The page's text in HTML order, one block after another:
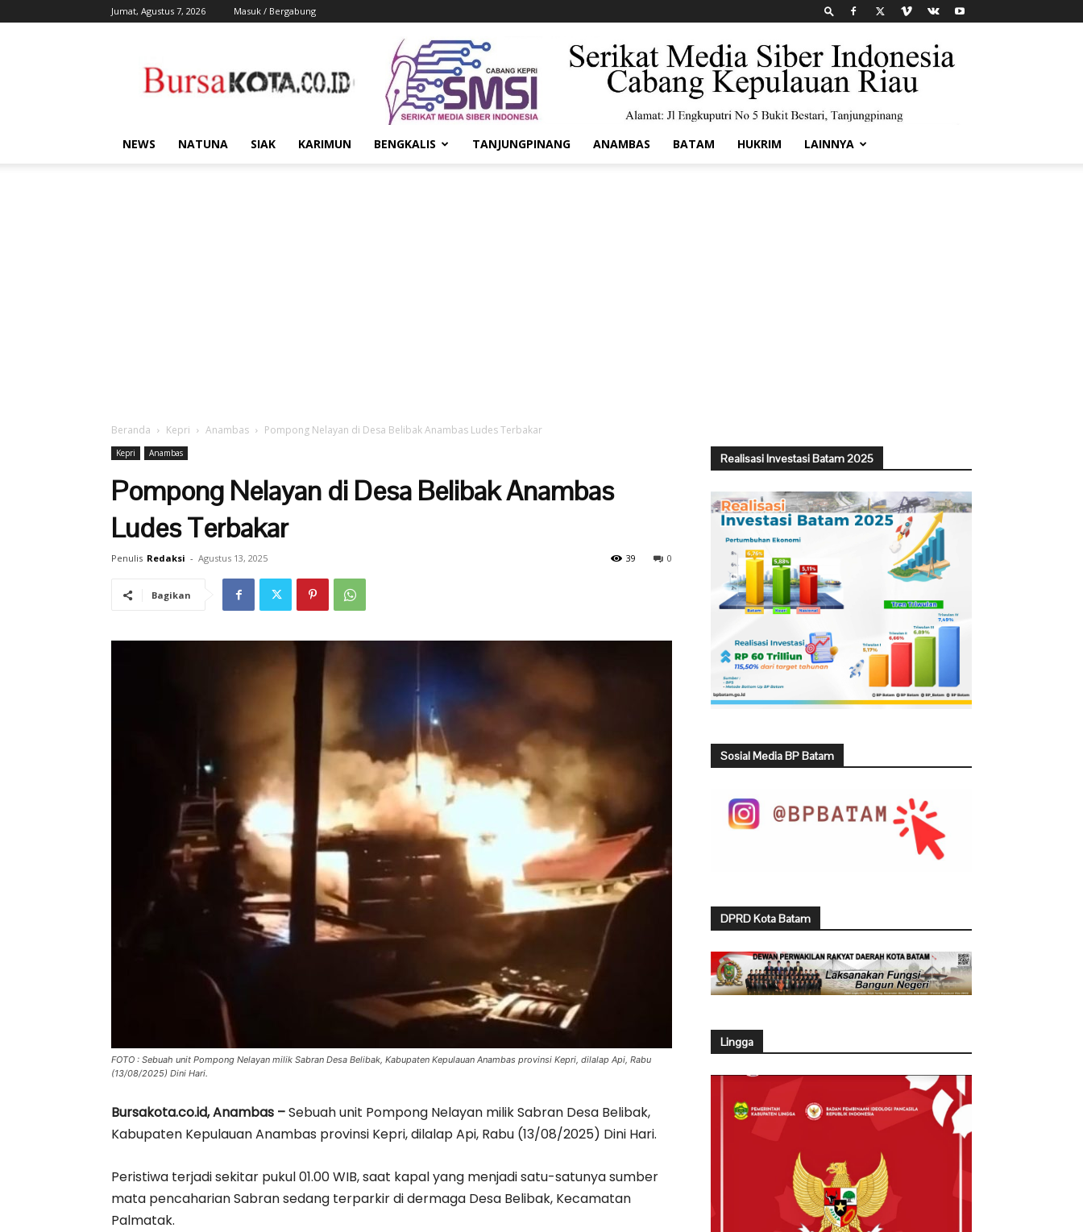
Jumat, Agustus 7, 2026 Masuk / Bergabung
Kota
NEWS NATUNA SIAK KARIMUN BENGKALIS TANJUNGPINANG ANAMBAS BATAM HUKRIM LAINNYA
Beranda Kepri Anambas Pompong Nelayan di Desa Belibak Anambas Ludes Terbakar
Kepri Anambas
Pompong Nelayan di Desa Belibak Anambas
Ludes Terbakar
Penulis Redaksi - Agustus 13, 2025 0
39
Bagikan
FOTO : Sebuah unit Pompong Nelayan milik Sabran Desa Belibak, Kabupaten Kepulauan Anambas provinsi Kepri, dilalap Api, Rabu
(13/08/2025) Dini Hari.
Bursakota.co.id, Anambas –Sebuah unit Pompong Nelayan milik Sabran Desa Belibak,
Kabupaten Kepulauan Anambas provinsi Kepri, dilalap Api, Rabu (13/08/2025) Dini Hari.
Peristiwa terjadi sekitar pukul 01.00 WIB, saat kapal yang menjadi satu-satunya sumber
mata pencaharian Sabran sedang terparkir di dermaga Desa Belibak, Kecamatan
Palmatak.
Realisasi Investasi Batam 2025
Sosial Media BP Batam
DPRD Kota Batam
Lingga